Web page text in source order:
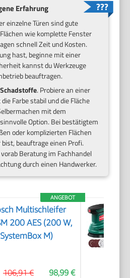
Erfahrung
einzelne Türen sind gute
wie komplette Fenster
schnell Zeit und Kosten.
hast, beginne mit einer
kannst du Werkzeuge
beauftragen.
. Probiere an einer
Farbe stabil und die Fläche
mit dem
Option. Bei bestätigtem
oder komplizierten Flächen
beauftrage einen Profi.
Beratung im Fachhandel
durch einen Handwerker.
ANGEBOT
Multischleifer
200 AES (200 W,
M)
98,99 €
106,91 €